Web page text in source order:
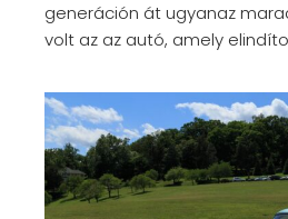
generáción át ugyanaz
volt az az autó, amely